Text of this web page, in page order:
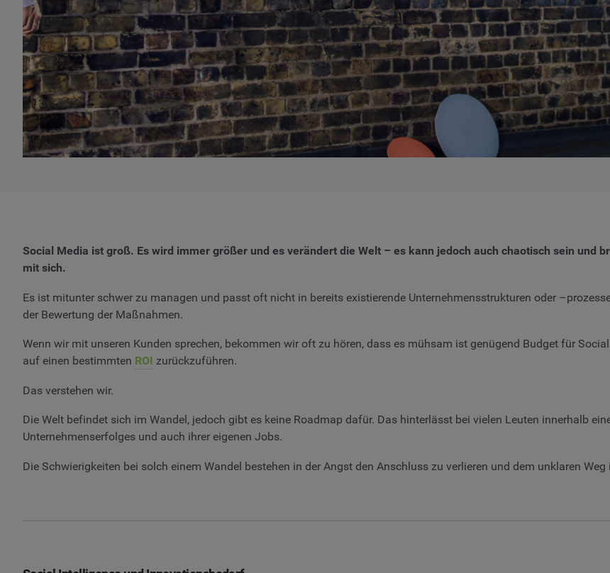
Social Media ist groß. Es wird immer größer und es verändert die Welt – es kann jedoch auch chaotisch sein und
mit sich.
Es ist mitunter schwer zu managen und passt oft nicht in bereits existierende Unternehmensstrukturen oder
der Bewertung der Maßnahmen.
Wenn wir mit unseren Kunden sprechen, bekommen wir oft zu hören, dass es mühsam ist genügend Budget für
auf einen bestimmten ROI zurückzuführen.
Das verstehen wir.
Die Welt befindet sich im Wandel, jedoch gibt es keine Roadmap dafür. Das hinterlässt bei vielen Leuten innerhalb
Unternehmenserfolges und auch ihrer eigenen Jobs.
Die Schwierigkeiten bei solch einem Wandel bestehen in der Angst den Anschluss zu verlieren und dem unklaren